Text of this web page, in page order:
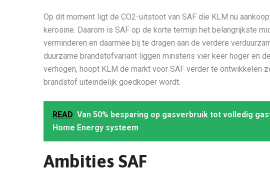
Op dit moment ligt de CO2-uitstoot van SAF die KLM nu
kerosine. Daarom is SAF op de korte termijn het belangrijkste
verminderen en daarmee bij te dragen aan de verdere
duurzame brandstofvariant liggen minstens vier keer hoger en
verhogen, hoopt KLM de markt voor SAF verder te ontwikkelen
brandstof uiteindelijk goedkoper wordt.
READ Van 50% besparing op gasverbruik tot volledig
Home Energy systeem
Ambities SAF